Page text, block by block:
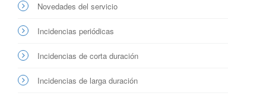
Novedades del servicio
Incidencias periódicas
Incidencias de corta duración
Incidencias de larga duración